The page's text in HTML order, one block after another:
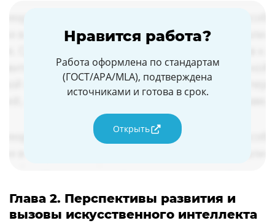
Нравится работа?
Работа оформлена по стандартам
(ГОСТ/APA/MLA), подтверждена
источниками и готова в срок.
Открыть
Глава 2. Перспективы развития и
вызовы искусственного интеллекта